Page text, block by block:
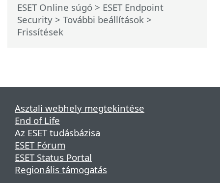
ESET Online súgó > ESET Endpoint
Security > További beállítások >
Frissítések
Asztali webhely megtekintése
End of Life
Az ESET tudásbázisa
ESET Fórum
ESET Status Portal
Regionális támogatás